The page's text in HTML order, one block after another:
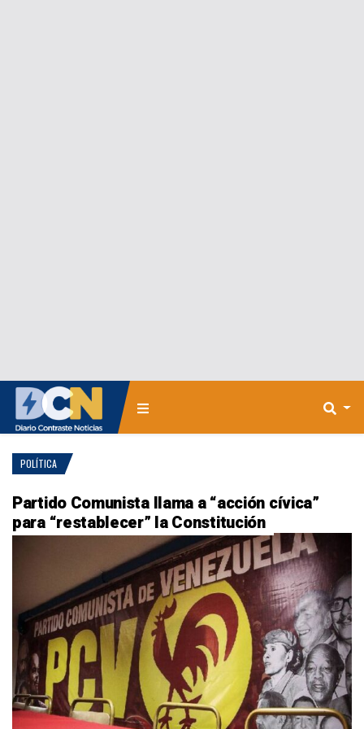
POLÍTICA
Partido Comunista llama a “acción cívica”
para “restablecer” la Constitución